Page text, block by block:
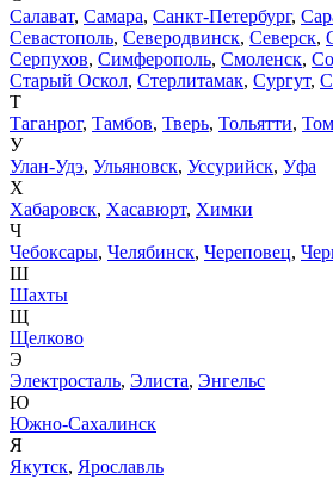
Салават, Самара, Санкт-Петербург,
Севастополь, Северодвинск, Северск,
Серпухов, Симферополь, Смоленск,
Старый Оскол, Стерлитамак, Сургут,
Т
Таганрог, Тамбов, Тверь, Тольятти,
У
Улан-Удэ, Ульяновск, Уссурийск, Уфа
Х
Хабаровск, Хасавюрт, Химки
Ч
Чебоксары, Челябинск, Череповец,
Ш
Шахты
Щ
Щелково
Э
Электросталь, Элиста, Энгельс
Ю
Южно-Сахалинск
Я
Якутск, Ярославль